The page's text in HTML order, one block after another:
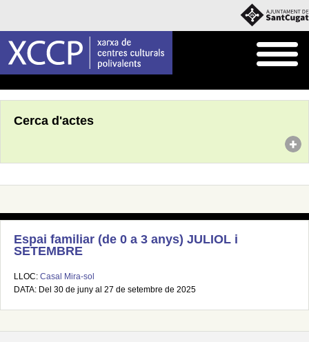
Cerca d'actes
Espai familiar (de 0 a 3 anys) JULIOL i
SETEMBRE
LLOC: Casal Mira-sol
DATA: Del 30 de juny al 27 de setembre de 2025